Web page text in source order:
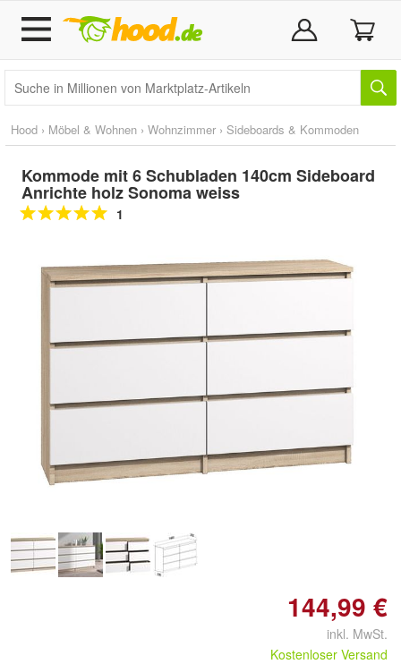
Hood › Möbel & Wohnen › Wohnzimmer › Sideboards & Kommoden
Kommode mit 6 Schubladen 140cm Sideboard
Anrichte holz Sonoma weiss
1
144,99 €
inkl. MwSt.
Kostenloser Versand